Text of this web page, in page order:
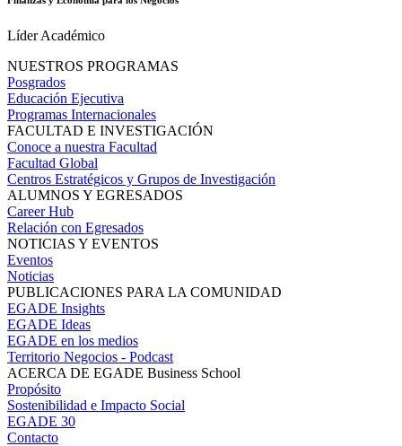
Líder Académico
NUESTROS PROGRAMAS
Posgrados
Educación Ejecutiva
Programas Internacionales
FACULTAD E INVESTIGACIÓN
Conoce a nuestra Facultad
Facultad Global
Centros Estratégicos y Grupos de Investigación
ALUMNOS Y EGRESADOS
Career Hub
Relación con Egresados
NOTICIAS Y EVENTOS
Eventos
Noticias
PUBLICACIONES PARA LA COMUNIDAD
EGADE Insights
EGADE Ideas
EGADE en los medios
Territorio Negocios - Podcast
ACERCA DE EGADE Business School
Propósito
Sostenibilidad e Impacto Social
EGADE 30
Contacto